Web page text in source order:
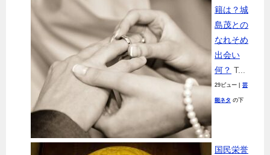
籍は？城
島茂との
なれそめ
出会い
何？ T...
29ビュー 芸
能ネタ の下
国民栄誉